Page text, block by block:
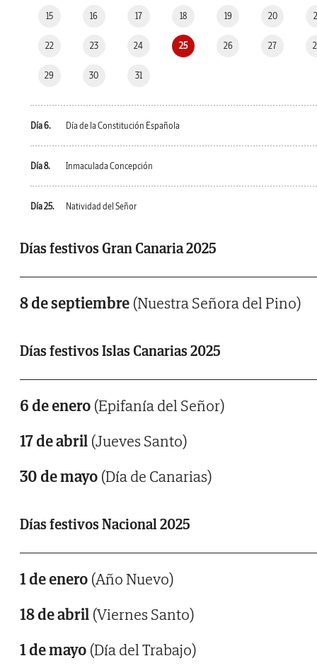
15 16 17 18 19 20
22 23 24 25 26 27
29 30 31
Día 6. Día de la Constitución Española
Día 8. Inmaculada Concepción
Día 25. Natividad del Señor
Días festivos Gran Canaria 2025
8 de septiembre (Nuestra Señora del Pino)
Días festivos Islas Canarias 2025
6 de enero (Epifanía del Señor)
17 de abril (Jueves Santo)
30 de mayo (Día de Canarias)
Días festivos Nacional 2025
1 de enero (Año Nuevo)
18 de abril (Viernes Santo)
1 de mayo (Día del Trabajo)